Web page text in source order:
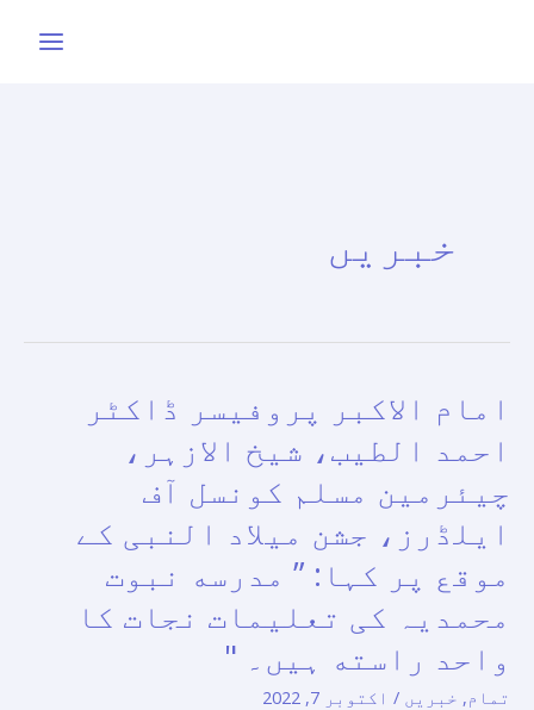
خبریں
امام الاکبر پروفیسر ڈاکٹر
احمد الطیب، شیخ الازہر،
چیئرمین مسلم کونسل آف
ایلڈرز، جشن میلاد النبی کے
موقع پر کہا: ” مدرسه نبوت
محمدیہ کی تعلیمات نجات کا
واحد راسته ہیں۔ "
تمام, خبریں / اکتوبر 7, 2022
امام
پروفیسر
ڈاکٹر
احمد
شیخ
الازہر،
چیئرمین
مسلم